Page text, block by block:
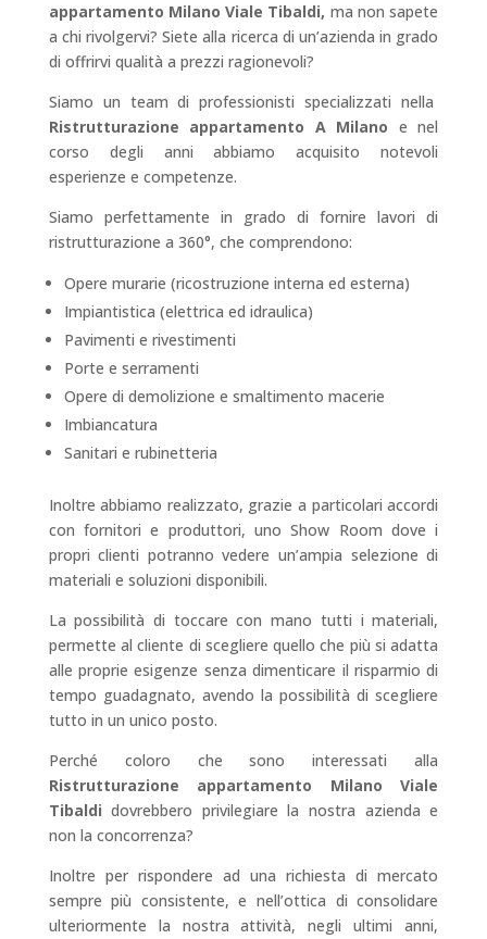
appartamento Milano Viale Tibaldi, ma non sapete
a chi rivolgervi? Siete alla ricerca di un’azienda in grado
di offrirvi qualità a prezzi ragionevoli?
Siamo un team di professionisti specializzati nella
Ristrutturazione appartamento A Milano e nel
corso degli anni abbiamo acquisito notevoli
esperienze e competenze.
Siamo perfettamente in grado di fornire lavori di
ristrutturazione a 360°, che comprendono:
Opere murarie (ricostruzione interna ed esterna)
Impiantistica (elettrica ed idraulica)
Pavimenti e rivestimenti
Porte e serramenti
Opere di demolizione e smaltimento macerie
Imbiancatura
Sanitari e rubinetteria
Inoltre abbiamo realizzato, grazie a particolari accordi
con fornitori e produttori, uno Show Room dove i
propri clienti potranno vedere un’ampia selezione di
materiali e soluzioni disponibili.
La possibilità di toccare con mano tutti i materiali,
permette al cliente di scegliere quello che più si adatta
alle proprie esigenze senza dimenticare il risparmio di
tempo guadagnato, avendo la possibilità di scegliere
tutto in un unico posto.
Perché coloro che sono interessati alla
Ristrutturazione appartamento Milano Viale
Tibaldi dovrebbero privilegiare la nostra azienda e
non la concorrenza?
Inoltre per rispondere ad una richiesta di mercato
sempre più consistente, e nell’ottica di consolidare
ulteriormente la nostra attività, negli ultimi anni,